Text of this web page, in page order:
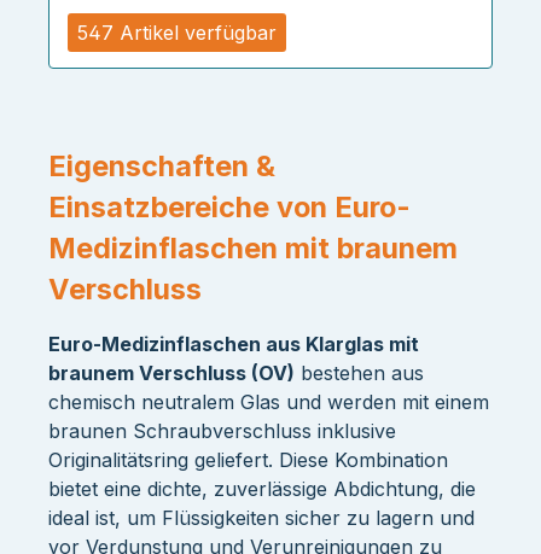
547 Artikel verfügbar
Eigenschaften &
Einsatzbereiche von Euro-
Medizinflaschen mit braunem
Verschluss
Euro-Medizinflaschen aus Klarglas mit
braunem Verschluss (OV) bestehen aus
chemisch neutralem Glas und werden mit einem
braunen Schraubverschluss inklusive
Originalitätsring geliefert. Diese Kombination
bietet eine dichte, zuverlässige Abdichtung, die
ideal ist, um Flüssigkeiten sicher zu lagern und
vor Verdunstung und Verunreinigungen zu